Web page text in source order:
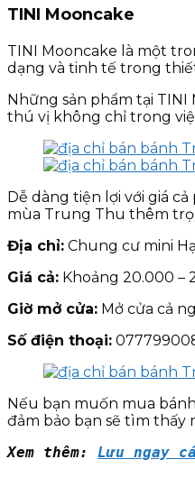
TINI Mooncake
TINI Mooncake là một
dạng và tinh tế trong
Những sản phẩm tại
thú vị không chỉ trong
Dễ dàng tiện lợi với giá
mùa Trung Thu thêm
Địa chỉ: Chung cư mini
Giá cả: Khoảng 20.000 –
Giờ mở cửa: Mở cửa cả
Số điện thoại:
Nếu bạn muốn mua
đảm bảo bạn sẽ tìm thấy
Xem thêm: Lưu ngay